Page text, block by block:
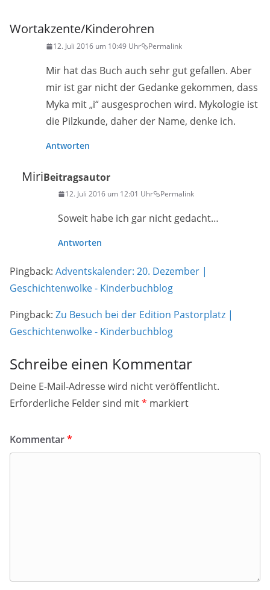
Wortakzente/Kinderohren
12. Juli 2016 um 10:49 Uhr Permalink
Mir hat das Buch auch sehr gut gefallen. Aber
mir ist gar nicht der Gedanke gekommen, dass
Myka mit „i“ ausgesprochen wird. Mykologie ist
die Pilzkunde, daher der Name, denke ich.
Antworten
MiriBeitragsautor
12. Juli 2016 um 12:01 Uhr Permalink
Soweit habe ich gar nicht gedacht…
Antworten
Pingback: Adventskalender: 20. Dezember |
Geschichtenwolke - Kinderbuchblog
Pingback: Zu Besuch bei der Edition Pastorplatz |
Geschichtenwolke - Kinderbuchblog
Schreibe einen Kommentar
Deine E-Mail-Adresse wird nicht veröffentlicht.
Erforderliche Felder sind mit* markiert
Kommentar*